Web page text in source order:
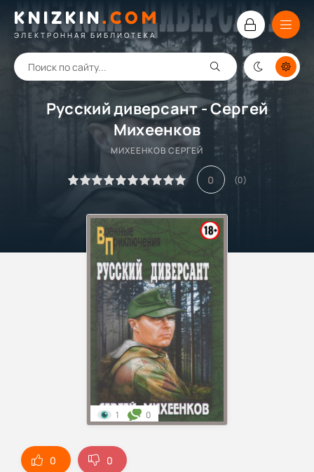
KNIZKIN.COM
ЭЛЕКТРОННАЯ БИБЛИОТЕКА
Русский диверсант - Сергей
Михеенков
МИХЕЕНКОВ СЕРГЕЙ
0 (0)
0
0
1 0